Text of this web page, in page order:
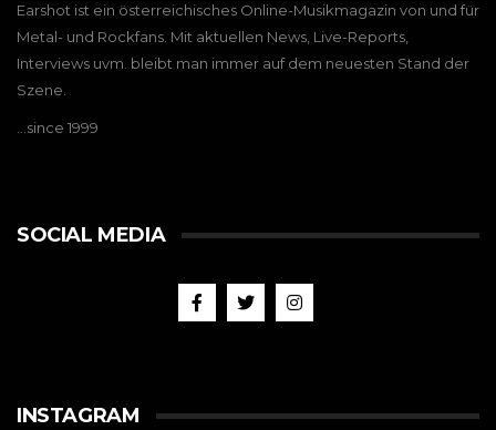
Earshot ist ein österreichisches Online-Musikmagazin von und für
Metal- und Rockfans. Mit aktuellen News, Live-Reports,
Interviews uvm. bleibt man immer auf dem neuesten Stand der
Szene.
…since 1999
SOCIAL MEDIA
INSTAGRAM